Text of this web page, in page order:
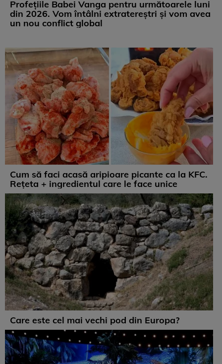
Profețiile Babei Vanga pentru următoarele luni
din 2026. Vom întâlni extratereștri și vom avea
un nou conflict global
Cum să faci acasă aripioare picante ca la KFC.
Rețeta + ingredientul care le face unice
Care este cel mai vechi pod din Europa?